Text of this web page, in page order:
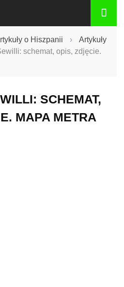
o Hiszpanii ›
Artykuły
schemat, opis, zdjęcie.
SCHEMAT,
MAPA METRA